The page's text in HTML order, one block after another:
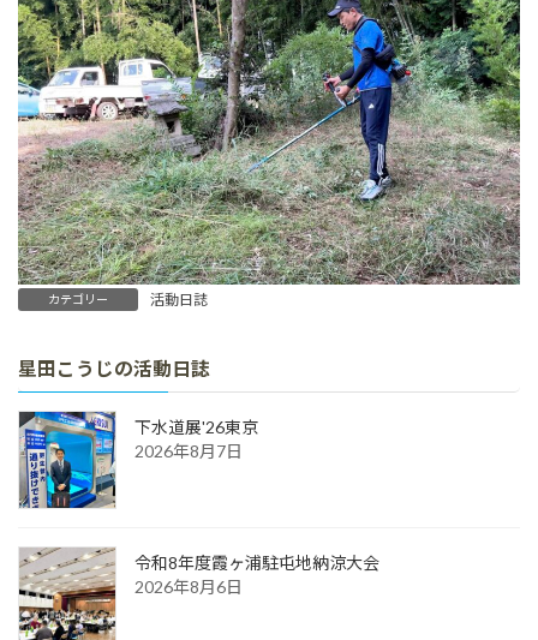
カテゴリー 活動日誌
星田こうじの活動日誌
下水道展'26東京
2026年8月7日
令和8年度霞ヶ浦駐屯地納涼大会
2026年8月6日